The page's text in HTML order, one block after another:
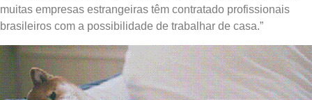
muitas empresas estrangeiras têm contratado profissionais
brasileiros com a possibilidade de trabalhar de casa.”